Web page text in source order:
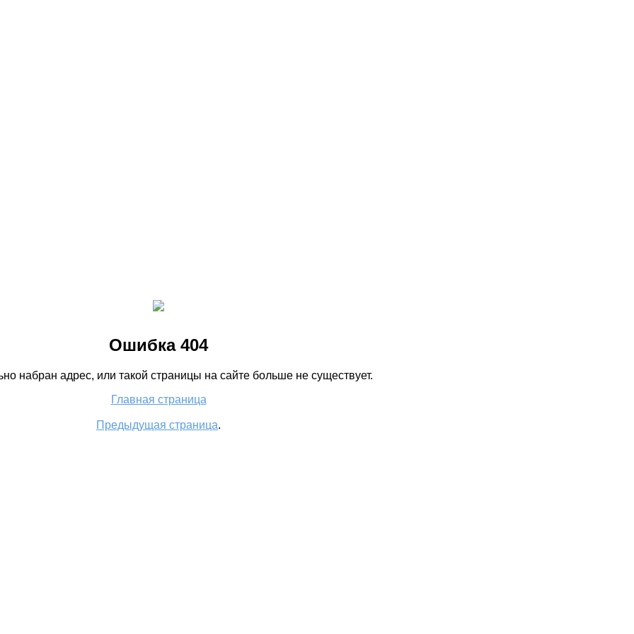
Ошибка 404
набран адрес, или такой страницы на сайте больше не существует.
Главная страница
Предыдущая страница.